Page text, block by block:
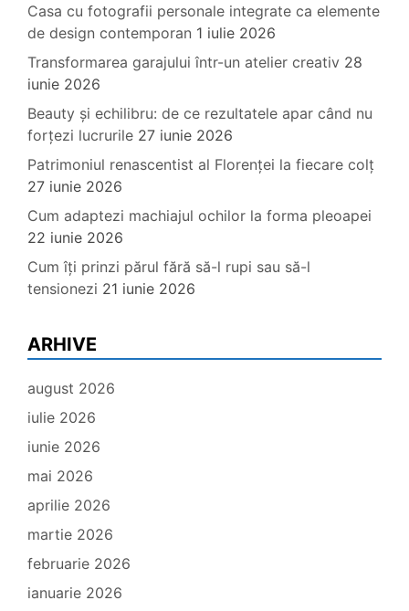
Casa cu fotografii personale integrate ca elemente
de design contemporan 1 iulie 2026
Transformarea garajului într-un atelier creativ 28
iunie 2026
Beauty și echilibru: de ce rezultatele apar când nu
forțezi lucrurile 27 iunie 2026
Patrimoniul renascentist al Florenței la fiecare colț
27 iunie 2026
Cum adaptezi machiajul ochilor la forma pleoapei
22 iunie 2026
Cum îți prinzi părul fără să-l rupi sau să-l
tensionezi 21 iunie 2026
ARHIVE
august 2026
iulie 2026
iunie 2026
mai 2026
aprilie 2026
martie 2026
februarie 2026
ianuarie 2026